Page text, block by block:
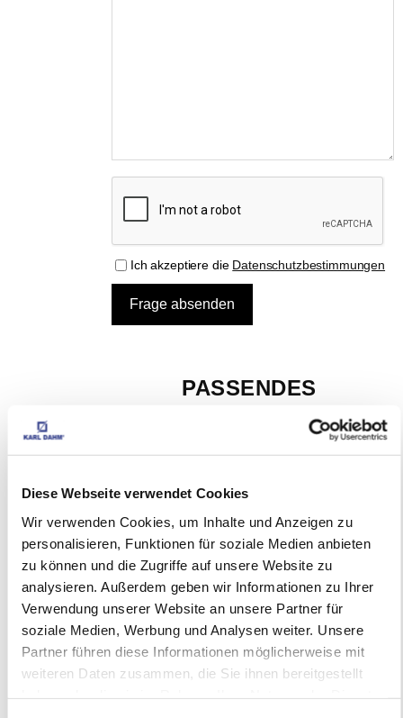
Diese Webseite verwendet Cookies
Wir verwenden Cookies, um Inhalte und Anzeigen zu
personalisieren, Funktionen für soziale Medien anbieten
zu können und die Zugriffe auf unsere Website zu
analysieren. Außerdem geben wir Informationen zu Ihrer
Verwendung unserer Website an unsere Partner für
soziale Medien, Werbung und Analysen weiter. Unsere
Partner führen diese Informationen möglicherweise mit
weiteren Daten zusammen, die Sie ihnen bereitgestellt
Ich akzeptiere die Datenschutzbestimmungen
PASSENDES
DIESE PRODUKTE
KÖNNTEN SIE AUCH
INTERESSIEREN:
Flex Winkelschleifer, Art.-
Nr. 40253